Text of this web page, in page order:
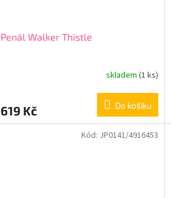
Penál Walker Thistle
skladem (1 ks)
619 Kč Do košíku
Kód: JP0141/4916453